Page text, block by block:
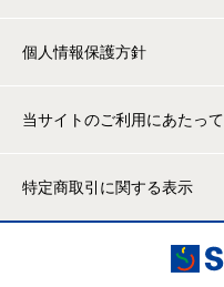
個人情報保護方針
当サイトのご利用にあたって
特定商取引に関する表示